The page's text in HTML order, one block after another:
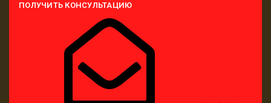
ПОЛУЧИТЬ КОНСУЛЬТАЦИЮ